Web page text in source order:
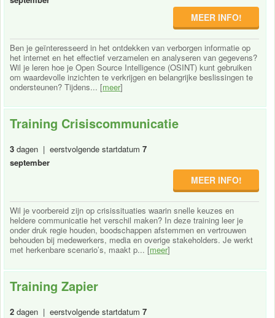
MEER INFO!
Ben je geïnteresseerd in het ontdekken van verborgen informatie op
het internet en het effectief verzamelen en analyseren van gegevens?
Wil je leren hoe je Open Source Intelligence (OSINT) kunt gebruiken
om waardevolle inzichten te verkrijgen en belangrijke beslissingen te
ondersteunen? Tijdens... [meer]
Training Crisiscommunicatie
3 dagen | eerstvolgende startdatum 7
september
MEER INFO!
Wil je voorbereid zijn op crisissituaties waarin snelle keuzes en
heldere communicatie het verschil maken? In deze training leer je
onder druk regie houden, boodschappen afstemmen en vertrouwen
behouden bij medewerkers, media en overige stakeholders. Je werkt
met herkenbare scenario’s, maakt p... [meer]
Training Zapier
2 dagen | eerstvolgende startdatum 7